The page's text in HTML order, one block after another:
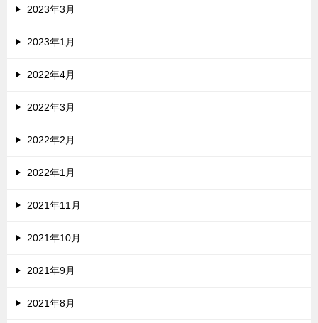
2023年3月
2023年1月
2022年4月
2022年3月
2022年2月
2022年1月
2021年11月
2021年10月
2021年9月
2021年8月